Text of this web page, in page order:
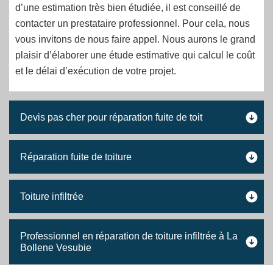
d’une estimation très bien étudiée, il est conseillé de
contacter un prestataire professionnel. Pour cela, nous
vous invitons de nous faire appel. Nous aurons le grand
plaisir d’élaborer une étude estimative qui calcul le coût
et le délai d’exécution de votre projet.
Devis pas cher pour réparation fuite de toit
Réparation fuite de toiture
Toiture infiltrée
Professionnel en réparation de toiture infiltrée à La
Bollene Vesubie